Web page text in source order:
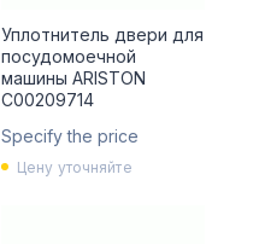
Уплотнитель двери для
посудомоечной
машины ARISTON
C00209714
Specify the price
Цену уточняйте